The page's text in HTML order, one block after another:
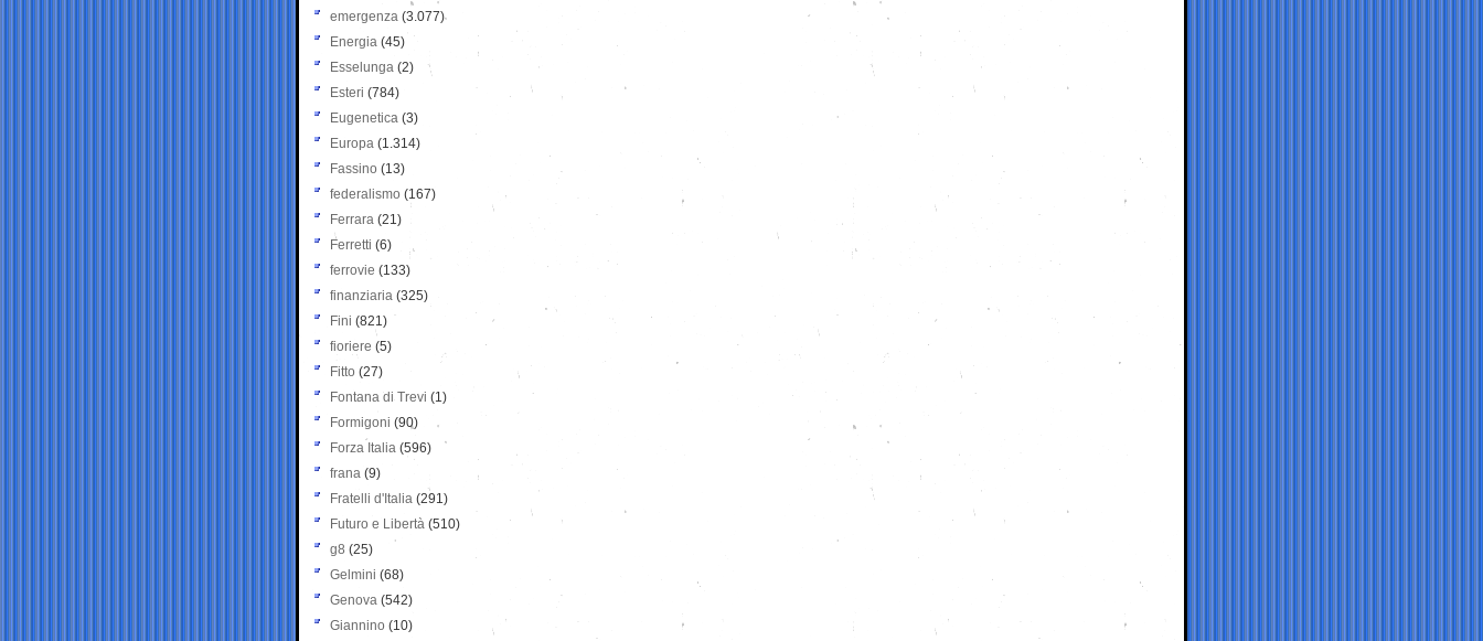
emergenza (3.077)
Energia (45)
Esselunga (2)
Esteri (784)
Eugenetica (3)
Europa (1.314)
Fassino (13)
federalismo (167)
Ferrara (21)
Ferretti (6)
ferrovie (133)
finanziaria (325)
Fini (821)
fioriere (5)
Fitto (27)
Fontana di Trevi (1)
Formigoni (90)
Forza Italia (596)
frana (9)
Fratelli d'Italia (291)
Futuro e Libertà (510)
g8 (25)
Gelmini (68)
Genova (542)
Giannino (10)